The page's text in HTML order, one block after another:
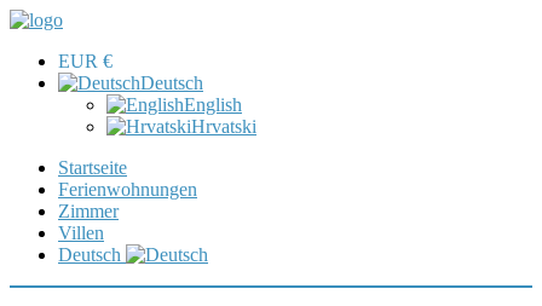
EUR €
Deutsch
English
Hrvatski
Startseite
Ferienwohnungen
Zimmer
Villen
Deutsch